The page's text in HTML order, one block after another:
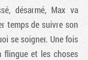
désarmé, Max va
temps de suivre son
se soigner. Une fois
flingue et les choses